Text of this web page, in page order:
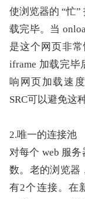
使浏览器的 “忙
载完毕。当
是这个网页非
iframe 加载完
响网页加载速
SRC可以避免这
2.唯一的连接池
对每个 web 服
数。老的浏览器
有2个连接。在